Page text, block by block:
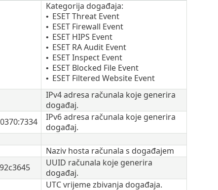
Kategorija događaja:
• ESET Threat Event
• ESET Firewall Event
• ESET HIPS Event
• ESET RA Audit Event
• ESET Inspect Event
• ESET Blocked File Event
• ESET Filtered Website Event
IPv4 adresa računala koje generira
događaj.
IPv6 adresa računala koje generira
događaj.
Naziv hosta računala s događajem
UUID računala koje generira
događaj.
UTC vrijeme zbivanja događaja.